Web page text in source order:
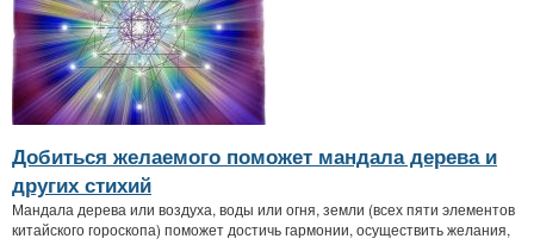
Добиться желаемого поможет мандала дерева и
других стихий
Мандала дерева или воздуха, воды или огня, земли (всех пяти элементов
китайского гороскопа) поможет достичь гармонии, осуществить желания,